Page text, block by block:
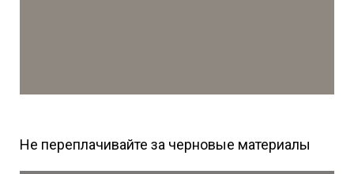
Не переплачивайте за черновые материалы